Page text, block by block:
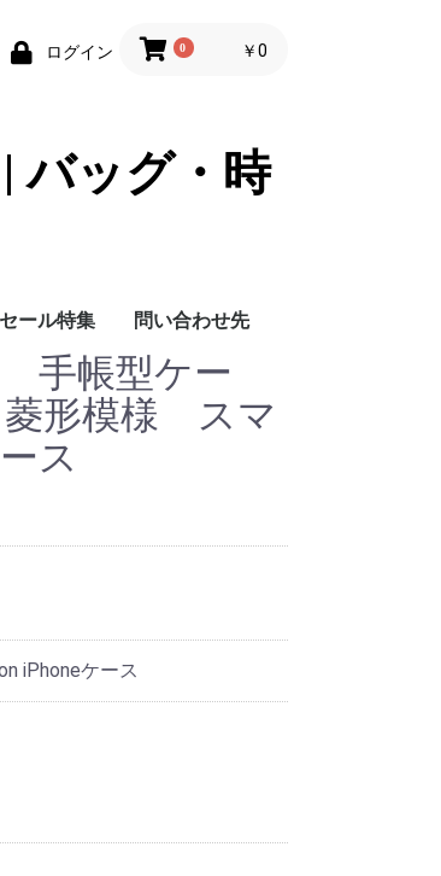
ログイン 0 ￥0
バッグ・時
セール特集 問い合わせ先
問い合わせ先
手帳型ケー
形模様 スマ
ス
iPhoneケース